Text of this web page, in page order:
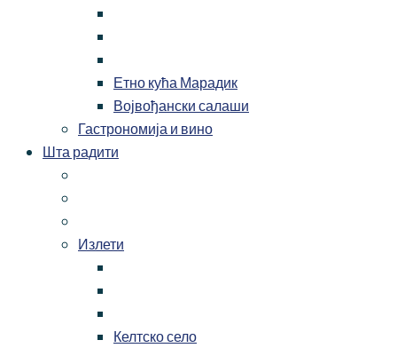
Етно кућа Марадик
Војвођански салаши
Гастрономија и вино
Шта радити
Излети
Келтско село